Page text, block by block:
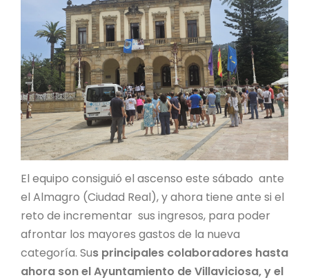
El equipo consiguió el ascenso este sábado ante
el Almagro (Ciudad Real), y ahora tiene ante si el
reto de incrementar sus ingresos, para poder
afrontar los mayores gastos de la nueva
categoría. Sus principales colaboradores hasta
ahora son el Ayuntamiento de Villaviciosa, y el